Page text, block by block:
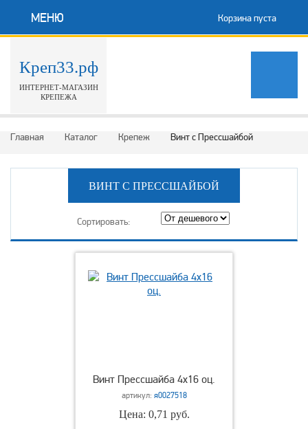
МЕНЮ Корзина пуста
Креп33.рф
ИНТЕРНЕТ-МАГАЗИН
КРЕПЕЖА
Главная Каталог Крепеж Винт с Прессшайбой
ВИНТ С ПРЕССШАЙБОЙ
Сортировать:
Винт Прессшайба 4х16 оц.
артикул: я0027518
Цена: 0,71 руб.